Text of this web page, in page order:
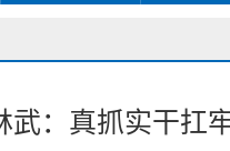
武：真抓实干扛